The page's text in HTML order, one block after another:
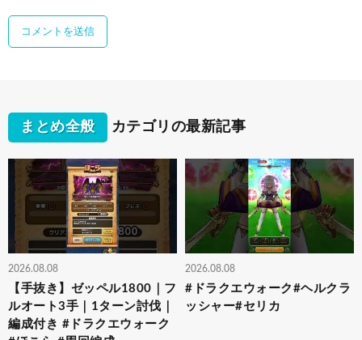
まとめ全般 カテゴリの最新記事
2026.08.08
【手抜き】ゼッペル1800｜フ
ルオート3手｜1ターン討伐｜
編成付き #ドラクエウォーク
2026.08.08
#ドラクエウォーク#ヘルクラ
ッシャー#セリカ